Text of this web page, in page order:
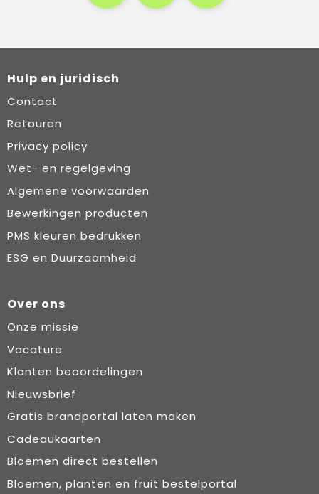
Hulp en juridisch
Contact
Retouren
Privacy policy
Wet- en regelgeving
Algemene voorwaarden
Bewerkingen producten
PMS kleuren bedrukken
ESG en Duurzaamheid
Over ons
Onze missie
Vacature
Klanten beoordelingen
Nieuwsbrief
Gratis brandportal laten maken
Cadeaukaarten
Bloemen direct bestellen
Bloemen, planten en fruit bestelportal